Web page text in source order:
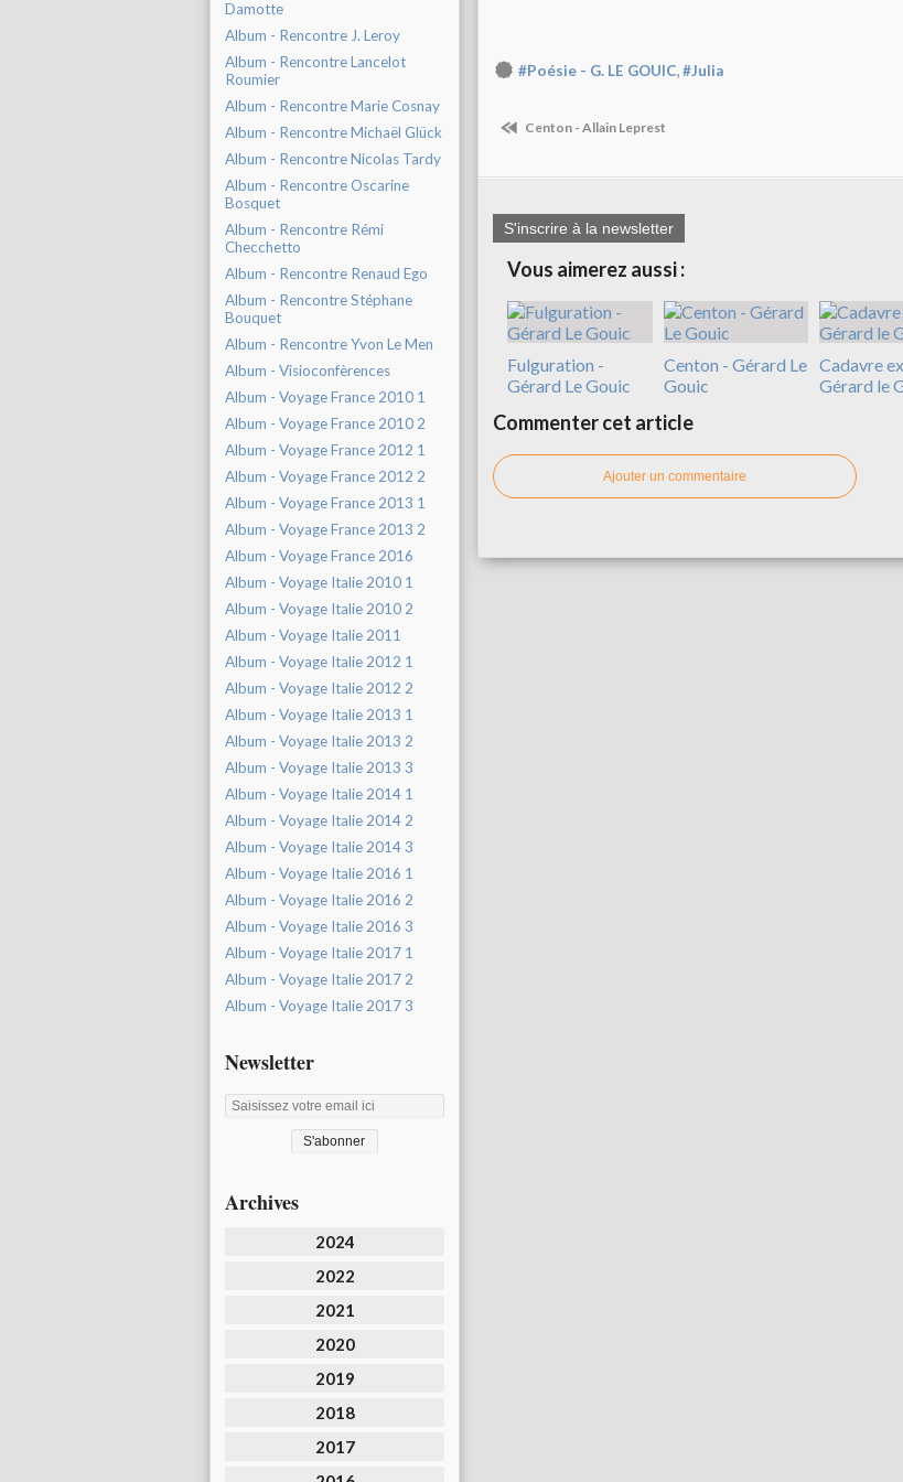
Damotte
Album - Rencontre J. Leroy
Album - Rencontre Lancelot
Roumier
Album - Rencontre Marie Cosnay
Album - Rencontre Michaël Glück
Album - Rencontre Nicolas Tardy
Album - Rencontre Oscarine
Bosquet
Album - Rencontre Rémi
Checchetto
Album - Rencontre Renaud Ego
Album - Rencontre Stéphane
Bouquet
Album - Rencontre Yvon Le Men
Album - Visioconfèrences
Album - Voyage France 2010 1
Album - Voyage France 2010 2
Album - Voyage France 2012 1
Album - Voyage France 2012 2
Album - Voyage France 2013 1
Album - Voyage France 2013 2
Album - Voyage France 2016
Album - Voyage Italie 2010 1
Album - Voyage Italie 2010 2
Album - Voyage Italie 2011
Album - Voyage Italie 2012 1
Album - Voyage Italie 2012 2
Album - Voyage Italie 2013 1
Album - Voyage Italie 2013 2
Album - Voyage Italie 2013 3
Album - Voyage Italie 2014 1
Album - Voyage Italie 2014 2
Album - Voyage Italie 2014 3
Album - Voyage Italie 2016 1
Album - Voyage Italie 2016 2
Album - Voyage Italie 2016 3
Album - Voyage Italie 2017 1
Album - Voyage Italie 2017 2
Album - Voyage Italie 2017 3
Newsletter
Archives
2024
2022
2021
2020
2019
2018
2017
#Poésie - G. LE GOUIC,#Julia
Centon - Allain Leprest
S'inscrire à la newsletter
Vous aimerez aussi :
Fulguration -
Gérard Le Gouic
Centon - Gérard Le
Gouic
Cadavre
Gérard le
Commenter cet article
Ajouter un commentaire